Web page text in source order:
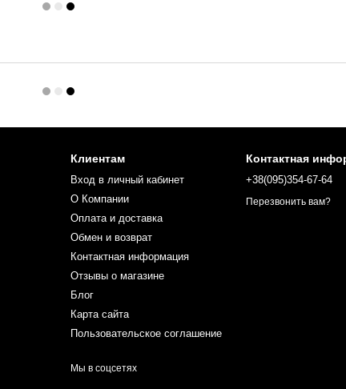
Клиентам
Вход в личный кабинет
О Компании
Оплата и доставка
Обмен и возврат
Контактная информация
Отзывы о магазине
Блог
Карта сайта
Пользовательское соглашение
Мы в соцсетях
Контактная
+38(095)354-67-64
Перезвонить вам?